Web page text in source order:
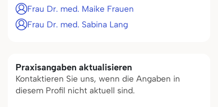
Frau Dr. med. Maike Frauen
Frau Dr. med. Sabina Lang
Praxisangaben aktualisieren
Kontaktieren Sie uns, wenn die Angaben in
diesem Profil nicht aktuell sind.